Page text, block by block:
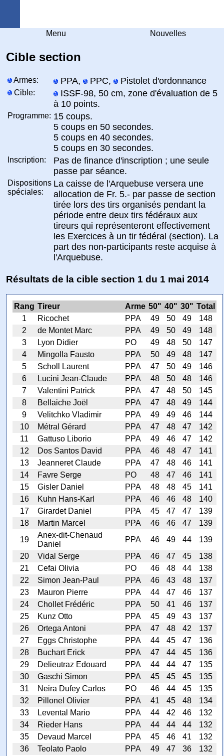
Menu Nouvelles
Cible section
Armes: PPA, PPC, Pistolet d'ordonnance
Cible:
ISSF-98, 50 cm, zone d'évaluation de 5
à 10 points.
Programme: 15 coups.
5 coups en 50 secondes.
5 coups en 40 secondes.
5 coups en 30 secondes.
Inscription:
Pas de finance d'inscription ; une seule
passe par séance.
Dispositions
spéciales:
La caisse de l'Arquebuse versera une
allocation de Fr. 5.- par passe de section
tirée lors des tirs organisés pendant la
période entre deux tirs fédéraux aux
tireurs qui représenteront effectivement
les Exercices à un tir fédéral (section). La
part des non-participants reste acquise à
l'Arquebuse.
Résultats de la cible section 1 du 1 mai 2014
Rang Tireur Arme 50" 40" 30" Total
1
Ricochet PPA 49 50 49
148
2
de Montet Marc PPA 49 50 49
148
3
Lyon Didier PO 49 48 50
147
4
Mingolla Fausto PPA 50 49 48
147
5
Scholl Laurent PPA 47 50 49
146
6
Lucini Jean-Claude PPA 48 50 48
146
7
Valentini Patrick PPA 47 48 50
145
8
Bellaiche Joël PPA 47 48 49
144
9
Velitchko Vladimir PPA 49 49 46
144
10
Métral Gérard PPA 47 48 47
142
11
Gattuso Liborio PPA 49 46 47
142
12
Dos Santos David PPA 46 48 47
141
13
Jeanneret Claude PPA 47 48 46
141
14
Favre Serge PO 48 47 46
141
15
Gisler Daniel PPA 48 48 45
141
16
Kuhn Hans-Karl PPA 46 46 48
140
17
Girardet Daniel PPA 45 47 47
139
18
Martin Marcel PPA 46 46 47
139
19
Anex-dit-Chenaud
Daniel
PPA 46 49 44
139
20
Vidal Serge PPA 46 47 45
138
21
Cefai Olivia PO 46 48 44
138
22
Simon Jean-Paul PPA 46 43 48
137
23
Mauron Pierre PPA 44 47 46
137
24
Chollet Frédéric PPA 50 41 46
137
25
Kunz Otto PPA 45 49 43
137
26
Ortega Antoni PPA 47 48 42
137
27
Eggs Christophe PPA 44 45 47
136
28
Buchart Erick PPA 47 44 45
136
29
Delieutraz Edouard PPA 44 44 47
135
30
Gaschi Simon PPA 45 45 45
135
31
Neira Dufey Carlos PO 46 44 45
135
32
Pillonel Olivier PPA 41 45 48
134
33
Levental Mario PPA 44 42 46
132
34
Rieder Hans PPA 44 44 44
132
35
Devaud Marcel PPA 45 46 41
132
36
Teolato Paolo PPA 49 47 36
132